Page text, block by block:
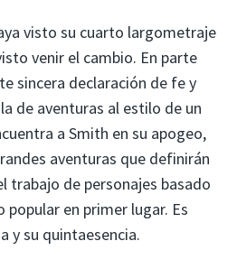
visto su cuarto largometraje
venir el cambio. En parte
sincera declaración de fe y
de aventuras al estilo de un
a Smith en su apogeo,
aventuras que definirán
trabajo de personajes basado
popular en primer lugar. Es
y su quintaesencia.